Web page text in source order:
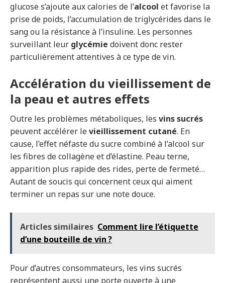
glucose s’ajoute aux calories de l’alcool et favorise la
prise de poids, l’accumulation de triglycérides dans le
sang ou la résistance à l’insuline. Les personnes
surveillant leur glycémie doivent donc rester
particulièrement attentives à ce type de vin.
Accélération du vieillissement de
la peau et autres effets
Outre les problèmes métaboliques, les vins sucrés
peuvent accélérer levieillissement cutané. En
cause, l’effet néfaste du sucre combiné à l’alcool sur
les fibres de collagène et d’élastine. Peau terne,
apparition plus rapide des rides, perte de fermeté…
Autant de soucis qui concernent ceux qui aiment
terminer un repas sur une note douce.
Articles similaires Comment lire l’étiquette
d’une bouteille de vin ?
Pour d’autres consommateurs, les vins sucrés
représentent aussi une porte ouverte à une